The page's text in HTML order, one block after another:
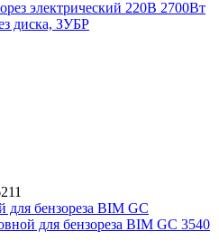
электрический 220В 2700Вт
диска, ЗУБР
бензореза BIM GC
для бензореза BIM GC 3540